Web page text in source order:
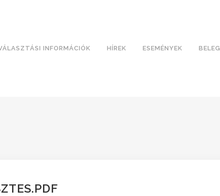
INFORMÁCIÓK HÍREK ESEMÉNYEK BELEG